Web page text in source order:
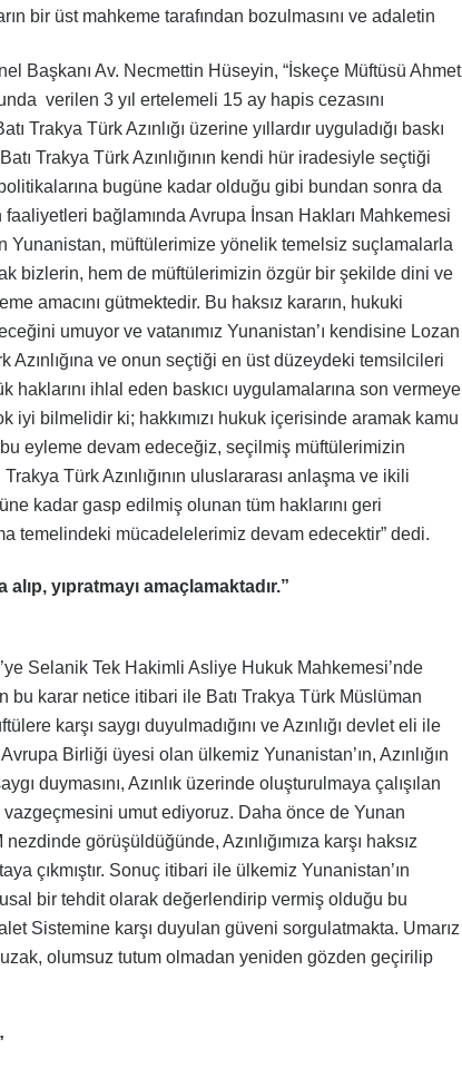
bir üst mahkeme tarafından bozulmasını ve adaletin
Başkanı Av. Necmettin Hüseyin, “İskeçe Müftüsü Ahmet
verilen 3 yıl ertelemeli 15 ay hapis cezasını
Trakya Türk Azınlığı üzerine yıllardır uyguladığı baskı
Trakya Türk Azınlığının kendi hür iradesiyle seçtiği
bugüne kadar olduğu gibi bundan sonra da
bağlamında Avrupa İnsan Hakları Mahkemesi
Yunanistan, müftülerimize yönelik temelsiz suçlamalarla
bizlerin, hem de müftülerimizin özgür bir şekilde dini ve
amacını gütmektedir. Bu haksız kararın, hukuki
umuyor ve vatanımız Yunanistan’ı kendisine Lozan
Azınlığına ve onun seçtiği en üst düzeydeki temsilcileri
haklarını ihlal eden baskıcı uygulamalarına son vermeye
iyi bilmelidir ki; hakkımızı hukuk içerisinde aramak kamu
eyleme devam edeceğiz, seçilmiş müftülerimizin
Türk Azınlığının uluslararası anlaşma ve ikili
kadar gasp edilmiş olunan tüm haklarını geri
temelindeki mücadelelerimiz devam edecektir” dedi.
alıp, yıpratmayı amaçlamaktadır.”
Selanik Tek Hakimli Asliye Hukuk Mahkemesi’nde
bu karar netice itibari ile Batı Trakya Türk Müslüman
karşı saygı duyulmadığını ve Azınlığı devlet eli ile
Avrupa Birliği üyesi olan ülkemiz Yunanistan’ın, Azınlığın
duymasını, Azınlık üzerinde oluşturulmaya çalışılan
vazgeçmesini umut ediyoruz. Daha önce de Yunan
görüşüldüğünde, Azınlığımıza karşı haksız
çıkmıştır. Sonuç itibari ile ülkemiz Yunanistan’ın
bir tehdit olarak değerlendirip vermiş olduğu bu
Sistemine karşı duyulan güveni sorgulatmakta. Umarız
olumsuz tutum olmadan yeniden gözden geçirilip